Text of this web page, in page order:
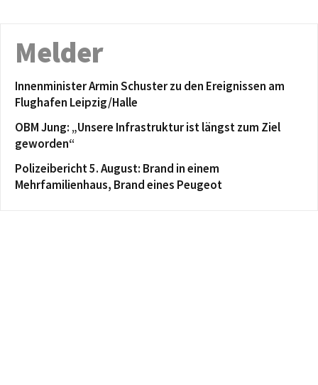
Melder
Innenminister Armin Schuster zu den Ereignissen am
Flughafen Leipzig/Halle
OBM Jung: „Unsere Infrastruktur ist längst zum Ziel
geworden“
Polizeibericht 5. August: Brand in einem
Mehrfamilienhaus, Brand eines Peugeot